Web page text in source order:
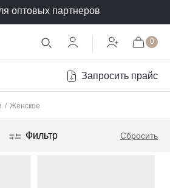
оптовых партнеров
0
Запросить прайс
/ Женское
Фильтр Сбросить